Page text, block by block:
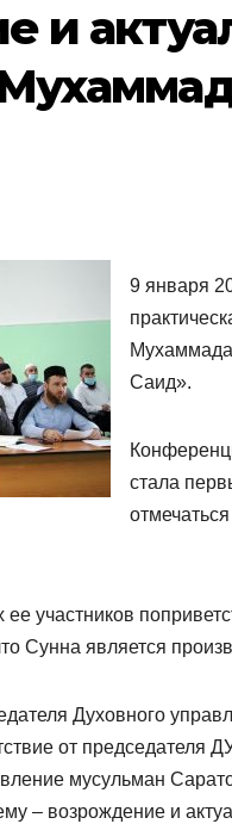
и
9 января
Саид».
стала
участников
Сунна является
Духовного
от
мусульман
– возрождение и